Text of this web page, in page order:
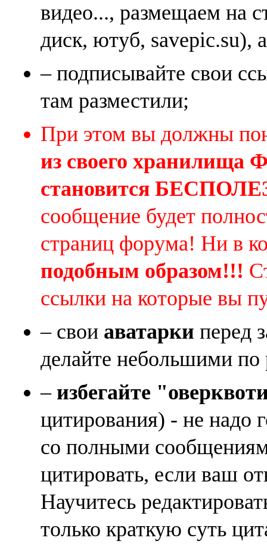
видео..., размещаем на
диск, ютуб, savepic.su),
– подписывайте свои
там разместили;
При этом вы должны
из своего
становится
сообщение будет
страниц форума! Ни в
подобным образом!!!
ссылки на которые вы
– свои аватарки перед
делайте небольшими по
– избегайте
цитирования) - не надо
со полными
цитировать, если ваш
Научитесь
только краткую суть